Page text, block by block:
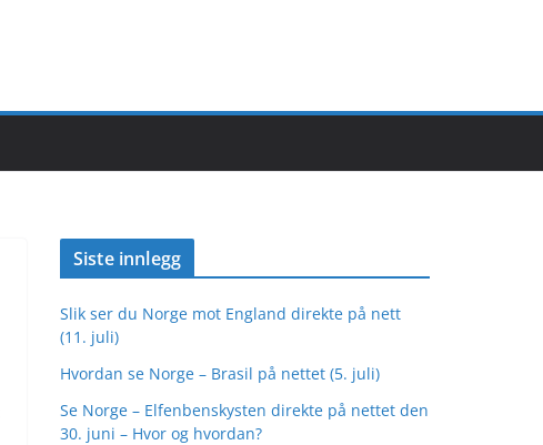
Siste innlegg
Slik ser du Norge mot England direkte på nett
(11. juli)
Hvordan se Norge – Brasil på nettet (5. juli)
Se Norge – Elfenbenskysten direkte på nettet den
30. juni – Hvor og hvordan?